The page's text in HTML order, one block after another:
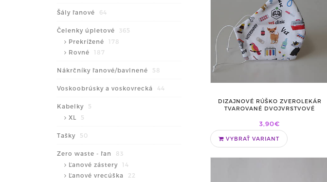
Šály ľanové 64
Čelenky úpletové
365
Prekrížené
178
Rovné
187
Nákrčníky ľanové/bavlnené 58
Voskoobrúsky a voskovrecká 44
Kabelky
5
XL
5
Tašky 50
Zero waste - ľan
83
Ľanové zástery
14
Ľanové vrecúška
22
DIZAJNOVÉ RÚŠKO ZVEROLEKÁR
TVAROVANÉ DVOJVRSTVOVÉ
3,90€
VYBRAŤ VARIANT